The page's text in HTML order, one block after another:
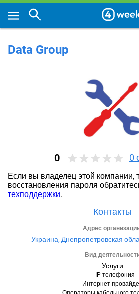
Data Group
0 0
Если вы владелец этой компании,
восстановления пароля
техподдержки.
Контакты
Адрес
Украина, Днепропетровская
Вид
Услуги
IP-телефония
Интернет-